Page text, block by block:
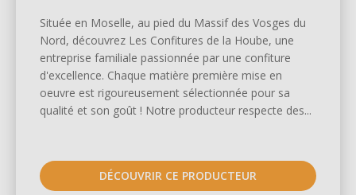
Située en Moselle, au pied du Massif des Vosges du
Nord, découvrez Les Confitures de la Hoube, une
entreprise familiale passionnée par une confiture
d'excellence. Chaque matière première mise en
oeuvre est rigoureusement sélectionnée pour sa
qualité et son goût ! Notre producteur respecte des...
DÉCOUVRIR CE PRODUCTEUR